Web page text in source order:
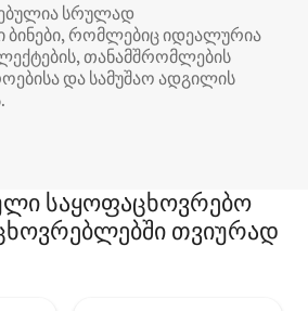
სრულად
რომლებიც იდეალურია
თანამშრომლების
და სამუშაო ადგილის
საყოფაცხოვრებო
თვიურად